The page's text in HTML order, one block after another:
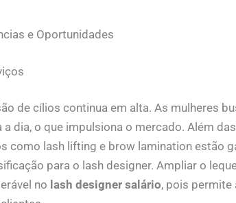
e Oportunidades
de cílios continua em alta. As mulheres
dia, o que impulsiona o mercado. Além das
como lash lifting e brow lamination estão
para o lash designer. Ampliar o
no lash designer salário, pois permite